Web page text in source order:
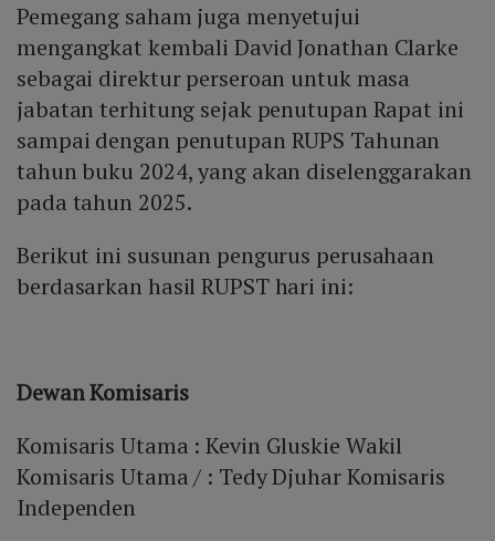
Pemegang saham juga menyetujui
mengangkat kembali David Jonathan Clarke
sebagai direktur perseroan untuk masa
jabatan terhitung sejak penutupan Rapat ini
sampai dengan penutupan RUPS Tahunan
tahun buku 2024, yang akan diselenggarakan
pada tahun 2025.
Berikut ini susunan pengurus perusahaan
berdasarkan hasil RUPST hari ini:
Dewan Komisaris
Komisaris Utama : Kevin Gluskie Wakil
Komisaris Utama / : Tedy Djuhar Komisaris
Independen